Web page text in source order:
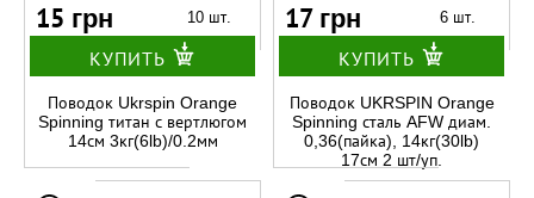
15 грн 10 шт.
КУПИТЬ
Поводок Ukrspin Orange
Spinning титан с вертлюгом
14см 3кг(6lb)/0.2мм
17 грн 6 шт.
КУПИТЬ
Поводок UKRSPIN Orange
Spinning сталь AFW диам.
0,36(пайка), 14кг(30lb)
17см 2 шт/уп.